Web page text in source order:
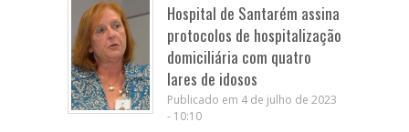
Hospital de Santarém assina
protocolos de hospitalização
domiciliária com quatro
lares de idosos
Publicado em 4 de julho de 2023
- 10:10